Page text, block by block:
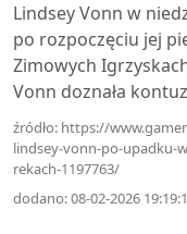
Lindsey Vonn w
po rozpoczęciu jej
Zimowych
Vonn doznała
źródło: https://
lindsey-vonn-po-upadku-
rekach-1197763/
dodano: 08-02-2026